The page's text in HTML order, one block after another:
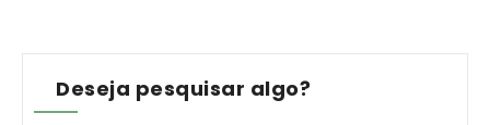
Deseja pesquisar algo?